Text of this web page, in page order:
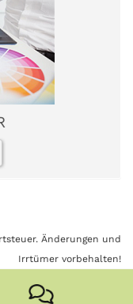
Änderungen und
Irrtümer vorbehalten!